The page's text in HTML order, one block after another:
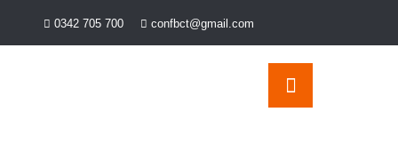
вмісту
0342 705 700 confbct@gmail.com